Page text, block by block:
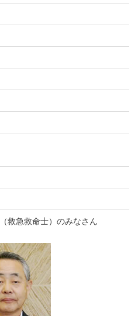
救急救命士）のみなさん